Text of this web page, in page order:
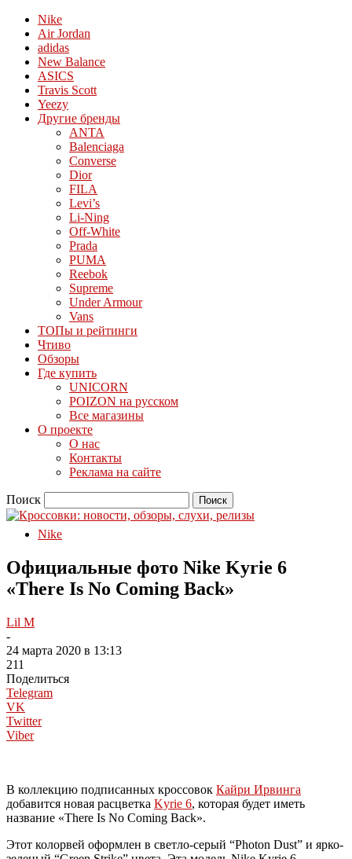
Nike
Air Jordan
adidas
New Balance
ASICS
Travis Scott
Yeezy
Другие бренды
ANTA
Balenciaga
Converse
Dior
FILA
Levi’s
Li-Ning
Off-White
Prada
PUMA
Reebok
Supreme
Under Armour
Vans
ТОПы и рейтинги
Чтиво
Обзоры
Где купить
UNICORN
POIZON на русском
Все магазины
О проекте
О нас
Контакты
Реклама на сайте
Поиск
Nike
Официальные фото Nike Kyrie 6
«There Is No Coming Back»
Lil M
-
24 марта 2020 в 13:13
211
Поделиться
Telegram
VK
Twitter
Viber
В коллекцию подписанных кроссовок Кайри Ирвинга
добавится новая расцветка Kyrie 6, которая будет иметь
название «There Is No Coming Back».
Этот колорвей оформлен в светло-серый “Photon Dust” и ярко-